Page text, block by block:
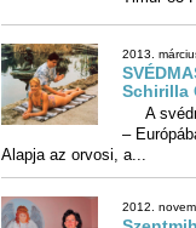
Megnyitott a Csömöri út
Egészségközpont, amely
2012.
Új óratípusok a
HORDOZÓS
anyukáknak! ELSŐ
Zumba...